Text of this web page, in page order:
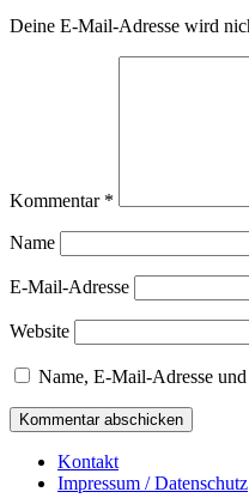
Deine E-Mail-Adresse wird
Kommentar *
Name
E-Mail-Adresse
Website
Name, E-Mail-Adresse
Kontakt
Impressum / Datenschutz